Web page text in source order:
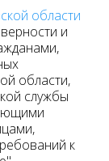
области
и
области,
службы
к